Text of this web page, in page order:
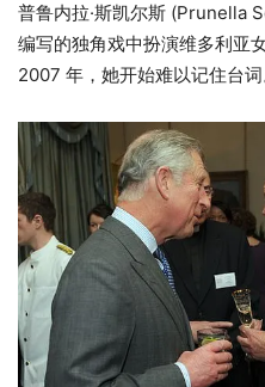
普鲁内拉·斯凯尔斯 (Prunella
编写的独角戏中扮演维多利亚
2007 年，她开始难以记住台词